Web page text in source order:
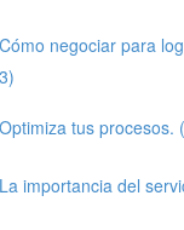
negociar para
tus procesos.
importancia del